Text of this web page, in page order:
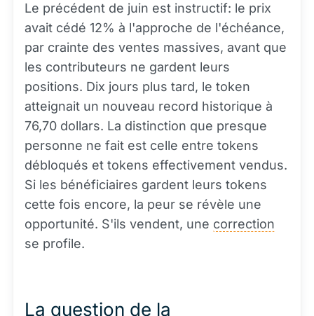
Le précédent de juin est instructif: le prix
avait cédé 12% à l'approche de l'échéance,
par crainte des ventes massives, avant que
les contributeurs ne gardent leurs
positions. Dix jours plus tard, le token
atteignait un nouveau record historique à
76,70 dollars. La distinction que presque
personne ne fait est celle entre tokens
débloqués et tokens effectivement vendus.
Si les bénéficiaires gardent leurs tokens
cette fois encore, la peur se révèle une
opportunité. S'ils vendent, une correction
se profile.
La question de la